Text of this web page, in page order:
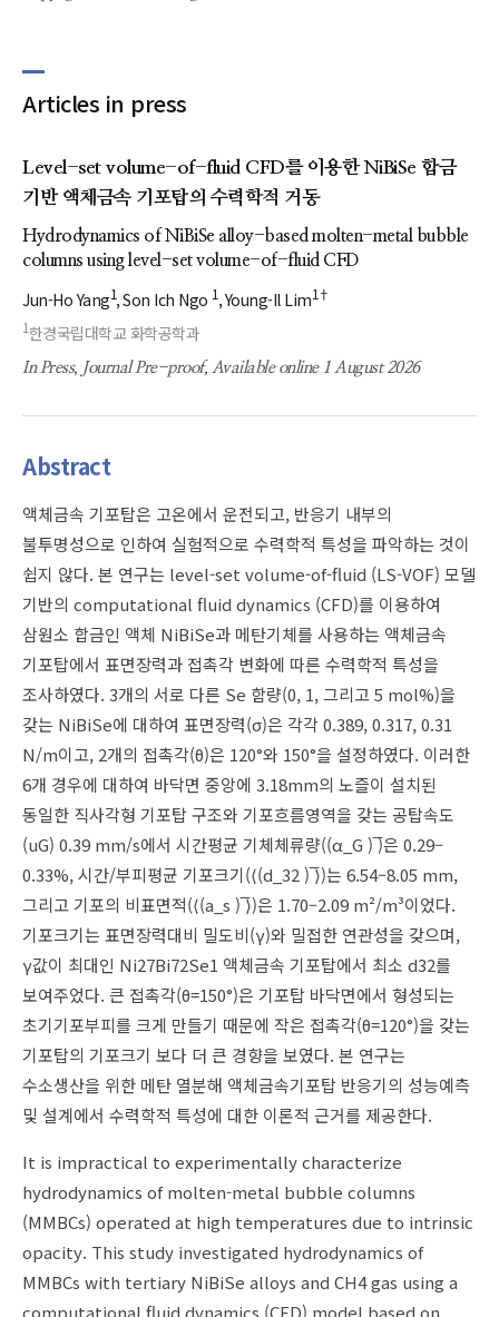
Articles in press
Level-set volume-of-fluid CFD를 이용한 NiBiSe 합금
기반 액체금속 기포탑의 수력학적 거동
Hydrodynamics of NiBiSe alloy-based molten-metal bubble
columns using level-set volume-of-fluid CFD
Jun-Ho Yang1 Son Ich Ngo 1 Young-Il Lim1†
1한경국립대학교 화학공학과
In Press, Journal Pre-proof, Available online 1 August 2026
Abstract
액체금속 기포탑은 고온에서 운전되고, 반응기 내부의
불투명성으로 인하여 실험적으로 수력학적 특성을 파악하는 것이
쉽지 않다. 본 연구는 level-set volume-of-fluid (LS-VOF) 모델
기반의 computational fluid dynamics (CFD)를 이용하여
삼원소 합금인 액체 NiBiSe과 메탄기체를 사용하는 액체금속
기포탑에서 표면장력과 접촉각 변화에 따른 수력학적 특성을
조사하였다. 3개의 서로 다른 Se 함량(0, 1, 그리고 5 mol%)을
갖는 NiBiSe에 대하여 표면장력(σ)은 각각 0.389, 0.317, 0.31
N/m이고, 2개의 접촉각(θ)은 120°와 150°을 설정하였다. 이러한
6개 경우에 대하여 바닥면 중앙에 3.18mm의 노즐이 설치된
동일한 직사각형 기포탑 구조와 기포흐름영역을 갖는 공탑속도
(uG) 0.39 mm/s에서 시간평균 기체체류량((α_G ) ̅)은 0.29–
0.33%, 시간/부피평균 기포크기(⟨(d_32 ) ̅⟩)는 6.54–8.05 mm,
그리고 기포의 비표면적(⟨(a_s ) ̅⟩)은 1.70–2.09 m²/m³이었다.
기포크기는 표면장력대비 밀도비(γ)와 밀접한 연관성을 갖으며,
γ값이 최대인 Ni27Bi72Se1 액체금속 기포탑에서 최소 d32를
보여주었다. 큰 접촉각(θ=150°)은 기포탑 바닥면에서 형성되는
초기기포부피를 크게 만들기 때문에 작은 접촉각(θ=120°)을 갖는
기포탑의 기포크기 보다 더 큰 경향을 보였다. 본 연구는
수소생산을 위한 메탄 열분해 액체금속기포탑 반응기의 성능예측
및 설계에서 수력학적 특성에 대한 이론적 근거를 제공한다.
It is impractical to experimentally characterize
hydrodynamics of molten-metal bubble columns
(MMBCs) operated at high temperatures due to intrinsic
opacity. This study investigated hydrodynamics of
MMBCs with tertiary NiBiSe alloys and CH4 gas using a